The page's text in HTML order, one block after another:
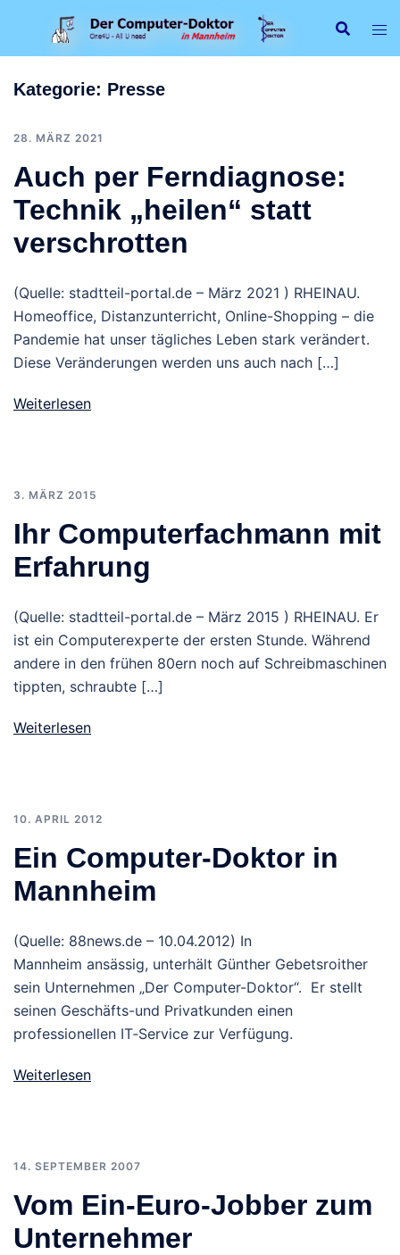
springen
Kategorie: Presse
28. MÄRZ 2021
Auch per Ferndiagnose:
Technik „heilen“ statt
verschrotten
(Quelle: stadtteil-portal.de – März 2021 ) RHEINAU.
Homeoffice, Distanzunterricht, Online-Shopping – die
Pandemie hat unser tägliches Leben stark verändert.
Diese Veränderungen werden uns auch nach […]
Weiterlesen
3. MÄRZ 2015
Ihr Computerfachmann mit
Erfahrung
(Quelle: stadtteil-portal.de – März 2015 ) RHEINAU. Er
ist ein Computerexperte der ersten Stunde. Während
andere in den frühen 80ern noch auf Schreibmaschinen
tippten, schraubte […]
Weiterlesen
10. APRIL 2012
Ein Computer-Doktor in
Mannheim
(Quelle: 88news.de – 10.04.2012) In
Mannheim ansässig, unterhält Günther Gebetsroither
sein Unternehmen „Der Computer-Doktor“. Er stellt
seinen Geschäfts-und Privatkunden einen
professionellen IT‑Service zur Verfügung.
Weiterlesen
14. SEPTEMBER 2007
Vom Ein-Euro-Jobber zum
Unternehmer